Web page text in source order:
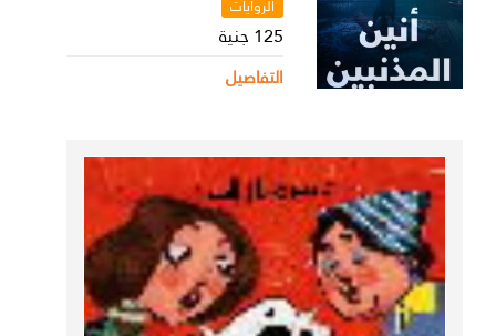
الروايات
125 جنية
التفاصيل